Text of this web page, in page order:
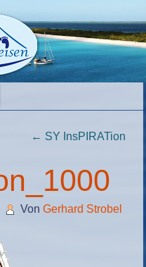
← SY InsPIRATion
Von Gerhard Strobel